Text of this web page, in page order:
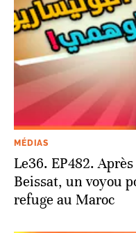
MÉDIAS
Le36. EP482.
Beissat, un voyou
refuge au Maroc